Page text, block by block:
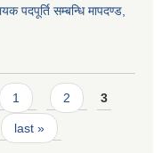
पदपूर्ति सम्बन्धि मापदण्ड,
1 2 3
last »